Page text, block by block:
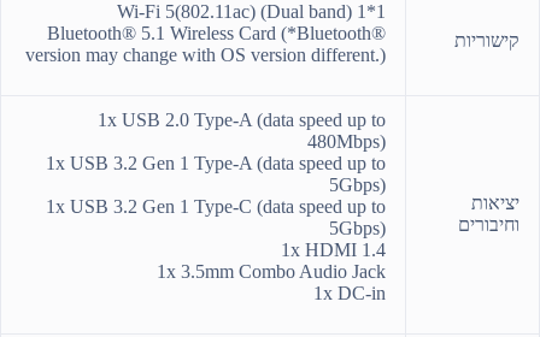
קישוריות
Wi-Fi 5(802.11ac) (Dual band) 1*1
Bluetooth® 5.1 Wireless Card (*Bluetooth®
version may change with OS version different.)
יציאות
וחיבורים
1x USB 2.0 Type-A (data speed up to
480Mbps)
1x USB 3.2 Gen 1 Type-A (data speed up to
5Gbps)
1x USB 3.2 Gen 1 Type-C (data speed up to
5Gbps)
1x HDMI 1.4
1x 3.5mm Combo Audio Jack
1x DC-in